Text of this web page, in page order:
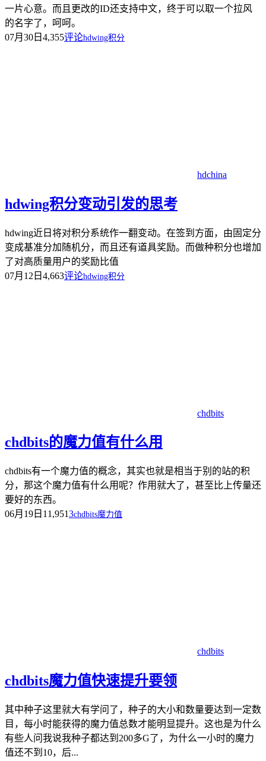
一片心意。而且更改的ID还支持中文，终于可以取一个拉风
的名字了，呵呵。
07月30日 4,355评论hdwing积分
hdchina
hdwing积分变动引发的思考
hdwing近日将对积分系统作一翻变动。在签到方面，由固定分
变成基准分加随机分，而且还有道具奖励。而做种积分也增加
了对高质量用户的奖励比值
07月12日 4,663评论hdwing积分
chdbits
chdbits的魔力值有什么用
chdbits有一个魔力值的概念，其实也就是相当于别的站的积
分，那这个魔力值有什么用呢？作用就大了，甚至比上传量还
要好的东西。
06月19日 11,9513chdbits魔力值
chdbits
chdbits魔力值快速提升要领
其中种子这里就大有学问了，种子的大小和数量要达到一定数
目，每小时能获得的魔力值总数才能明显提升。这也是为什么
有些人问我说我种子都达到200多G了，为什么一小时的魔力
值还不到10，后...